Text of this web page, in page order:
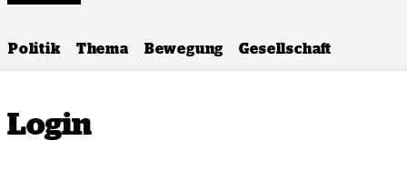
Politik Thema Bewegung Gesellschaft
Login